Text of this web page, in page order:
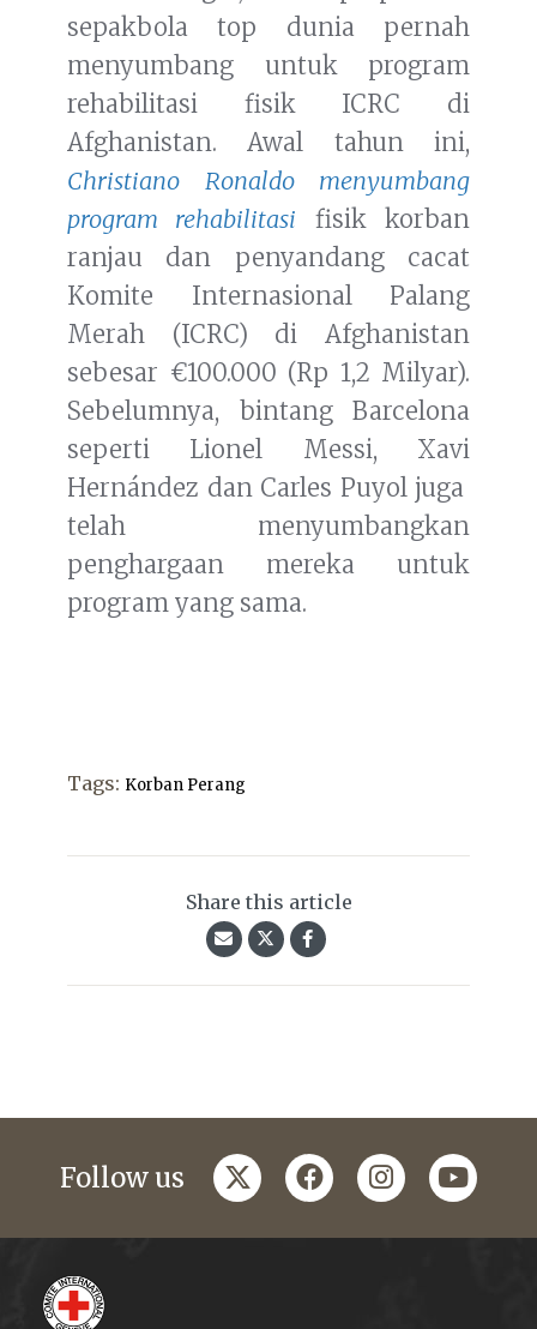
sepakbola top dunia pernah
menyumbang untuk program
rehabilitasi fisik ICRC di
Afghanistan. Awal tahun ini,
Christiano Ronaldo menyumbang
program rehabilitasi fisik korban
ranjau dan penyandang cacat
Komite Internasional Palang
Merah (ICRC) di Afghanistan
sebesar €100.000 (Rp 1,2 Milyar).
Sebelumnya, bintang Barcelona
seperti Lionel Messi, Xavi
Hernández dan Carles Puyol juga
telah menyumbangkan
penghargaan mereka untuk
program yang sama.
Tags: Korban Perang
Share this article
Follow us twitterfacebookinstagramyoutube